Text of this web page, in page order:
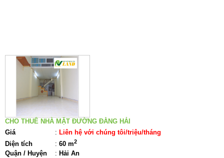
CHO THUÊ NHÀ MẶT ĐƯỜNG ĐẰNG HẢI
Giá
: Liên hệ với chúng tôi/triệu/tháng
Diện tích
: 60 m2
Quận / Huyện : Hải An